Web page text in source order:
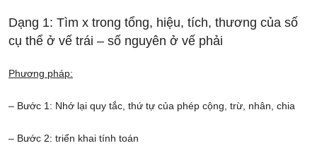
Dạng 1: Tìm x trong tổng, hiệu, tích, thương của số
cụ thể ở vế trái – số nguyên ở vế phải
Phương pháp:
– Bước 1: Nhớ lại quy tắc, thứ tự của phép cộng, trừ, nhân, chia
– Bước 2: triển khai tính toán